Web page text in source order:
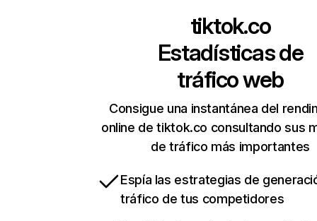
tiktok.co
Estadísticas de
tráfico web
Consigue una instantánea del
online de tiktok.co consultando sus
de tráfico más importantes
Espía las estrategias de
tráfico de tus competidores